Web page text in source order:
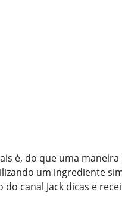
é, do que uma
um ingrediente
do canal Jack dicas e